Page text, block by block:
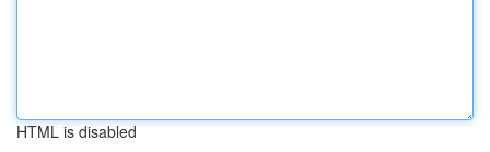
HTML is disabled